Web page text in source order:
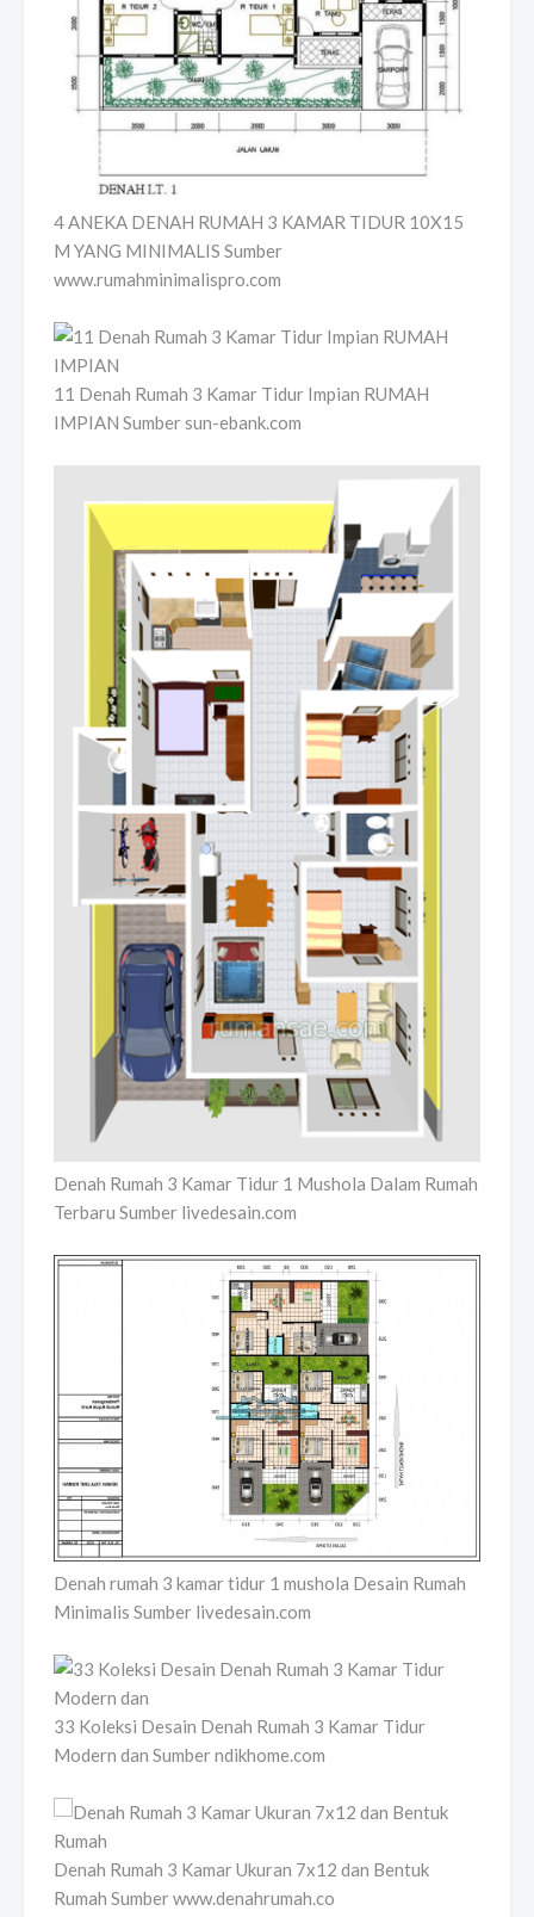
4 ANEKA DENAH RUMAH 3 KAMAR TIDUR 10X15
M YANG MINIMALIS Sumber
www.rumahminimalispro.com
11 Denah Rumah 3 Kamar Tidur Impian RUMAH
IMPIAN Sumber sun-ebank.com
Denah Rumah 3 Kamar Tidur 1 Mushola Dalam Rumah
Terbaru Sumber livedesain.com
Denah rumah 3 kamar tidur 1 mushola Desain Rumah
Minimalis Sumber livedesain.com
33 Koleksi Desain Denah Rumah 3 Kamar Tidur
Modern dan Sumber ndikhome.com
Denah Rumah 3 Kamar Ukuran 7x12 dan Bentuk
Rumah Sumber www.denahrumah.co